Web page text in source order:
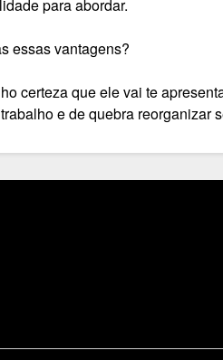
para abordar.
essas vantagens?
certeza que ele vai te
e de quebra reorganizar